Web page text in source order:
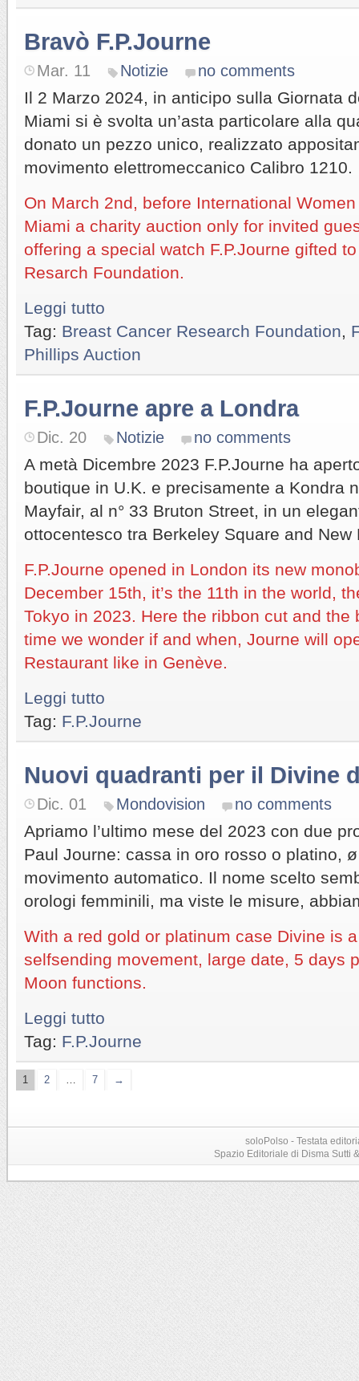
Bravò F.P.Journe
Mar. 11 Notizie no comments
Il 2 Marzo 2024, in anticipo sulla Giornata
Miami si è svolta un’asta particolare alla
donato un pezzo unico, realizzato
movimento elettromeccanico Calibro 1210.
On March 2nd, before International
Miami a charity auction only for invited
offering a special watch F.P.Journe gifted
Resarch Foundation.
Leggi tutto
Tag: Breast Cancer Research Foundation
Phillips Auction
F.P.Journe apre a Londra
Dic. 20 Notizie no comments
A metà Dicembre 2023 F.P.Journe ha
boutique in U.K. e precisamente a Kondra
Mayfair, al n° 33 Bruton Street, in un
ottocentesco tra Berkeley Square and New
F.P.Journe opened in London its new
December 15th, it’s the 11th in the world,
Tokyo in 2023. Here the ribbon cut and the
time we wonder if and when, Journe will
Restaurant like in Genève.
Leggi tutto
Tag: F.P.Journe
Nuovi quadranti per il Divine
Dic. 01 Mondovision no comments
Apriamo l’ultimo mese del 2023 con due
Paul Journe: cassa in oro rosso o platino,
movimento automatico. Il nome scelto
orologi femminili, ma viste le misure,
With a red gold or platinum case Divine is
selfsending movement, large date, 5 days
Moon functions.
Leggi tutto
Tag: F.P.Journe
1 2 7 →
soloPolso - Testata
Spazio Editoriale di Disma Sutti